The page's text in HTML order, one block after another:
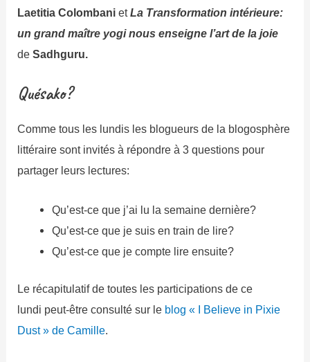
Laetitia ColombanietLa Transformation intérieure:
un grand maître yogi nous enseigne l’art de la joie
deSadhguru.
Quésako?
Comme tous les lundis les blogueurs de la blogosphère
littéraire sont invités à répondre à 3 questions pour
partager leurs lectures:
Qu’est-ce que j’ai lu la semaine dernière?
Qu’est-ce que je suis en train de lire?
Qu’est-ce que je compte lire ensuite?
Le récapitulatif de toutes les participations de ce
lundi peut-être consulté sur le blog « I Believe in Pixie
Dust » de Camille.